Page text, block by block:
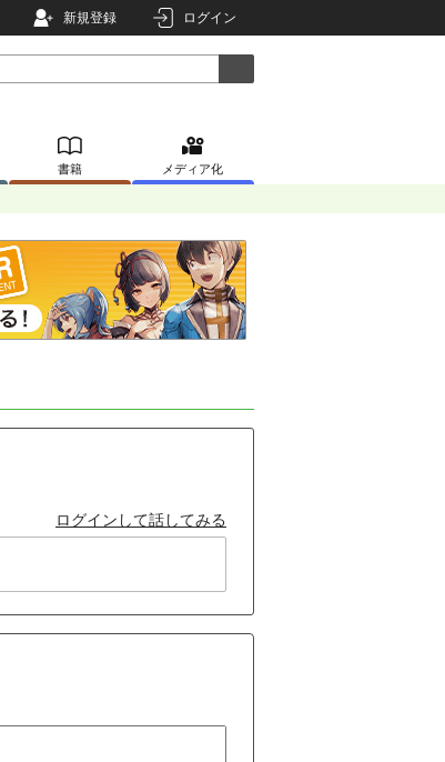
新規登録 ログイン
書籍 メディア化
ログインして話してみる